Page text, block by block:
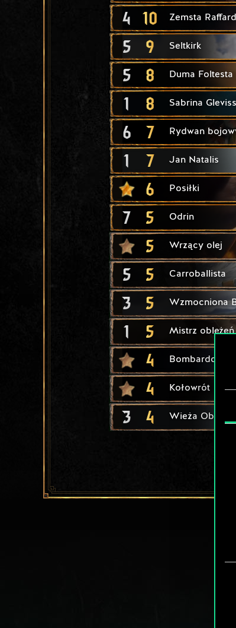
4 10 Zemsta
5 9 Seltkirk
5 8 Duma Foltesta
1 8 Sabrina
6 7 Rydwan
1 7 Jan Natalis
6 Posiłki
7 5 Odrin
5 Wrzący olej
5 5 Carroballista
3 5 Wzmocniona
1 5 Mistrz oblężeń
4
4 Kołowrót
3 4 Wieża